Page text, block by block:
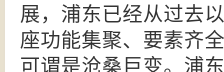
展，浦东已经从过去
座功能集聚、要素齐
可谓是沧桑巨变。浦